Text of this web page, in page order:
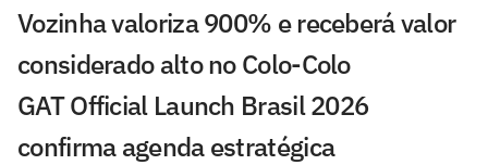
Vozinha valoriza 900% e receberá valor
considerado alto no Colo-Colo
GAT Official Launch Brasil 2026
confirma agenda estratégica